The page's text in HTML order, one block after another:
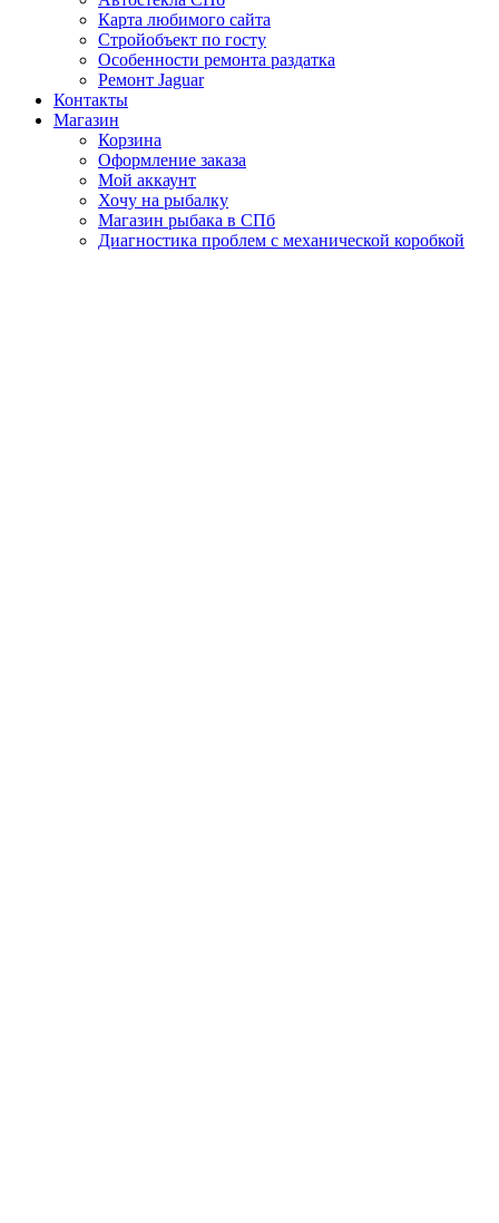
Карта любимого сайта
Стройобъект по госту
Особенности ремонта раздатка
Ремонт Jaguar
Контакты
Магазин
Корзина
Оформление заказа
Мой аккаунт
Хочу на рыбалку
Магазин рыбака в СПб
Диагностика проблем с механической коробкой